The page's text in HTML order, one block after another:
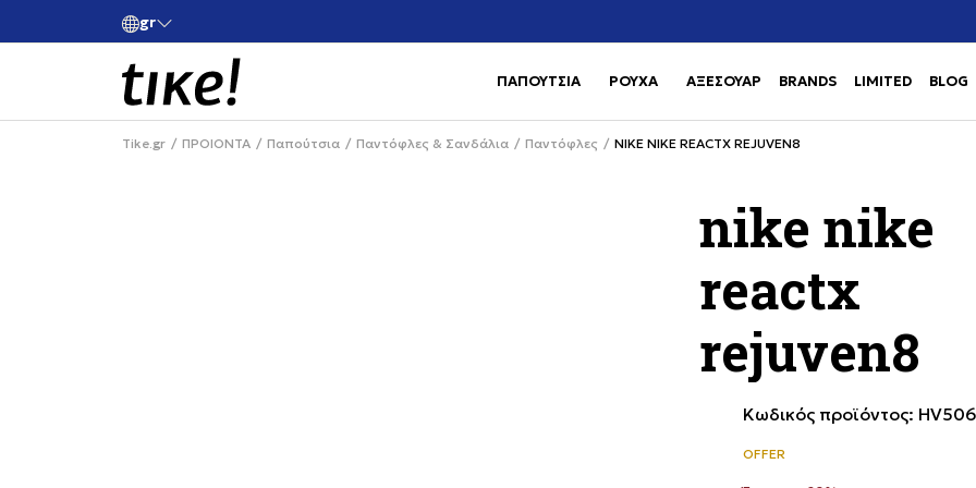
grΚάνε εγγραφή και κέρδισε -10% στην πρώτη σου αγορά
ΠΑΠΟΥΤΣΙΑ Use shift+Enter to open or close
ΡΟΥΧΑ Use shift+Enter to open or close
ΑΞΕΣΟΥΑΡ BRANDS LIMITED BLOG
Tike.gr ΠΡΟΙΟΝΤΑ Παπούτσια Παντόφλες & Σανδάλια Παντόφλες NIKE NIKE REACTX REJUVEN8
nike nike
reactx
rejuven8
Κωδικός προϊόντος:
OFFER